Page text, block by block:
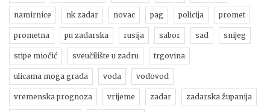
namirnice nk zadar novac pag policija promet
prometna pu zadarska rusija sabor sad snijeg
stipe miočić sveučilište u zadru trgovina
ulicama moga grada voda vodovod
vremenska prognoza vrijeme zadar zadarska županija